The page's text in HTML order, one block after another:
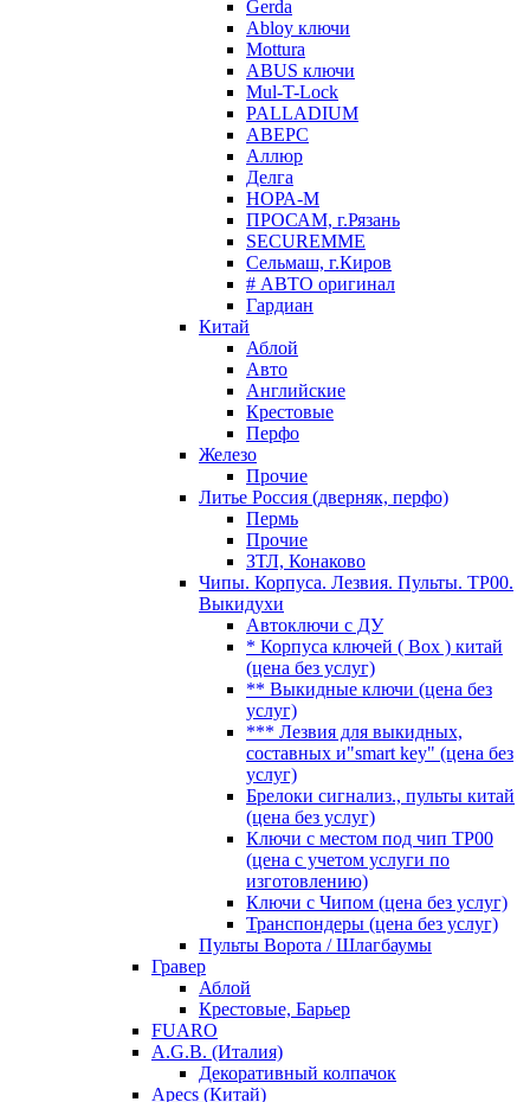
Gerda
Abloy ключи
Mottura
ABUS ключи
Mul-T-Lock
PALLADIUM
АВЕРС
Аллюр
Делга
НОРА-М
ПРОСАМ, г.Рязань
SECUREMME
Сельмаш, г.Киров
# АВТО оригинал
Гардиан
Китай
Аблой
Авто
Английские
Крестовые
Перфо
Железо
Прочие
Литье Россия (дверняк, перфо)
Пермь
Прочие
ЗТЛ, Конаково
Чипы. Корпуса. Лезвия. Пульты. TP00.
Выкидухи
Автоключи с ДУ
* Корпуса ключей ( Box ) китай
(цена без услуг)
** Выкидные ключи (цена без
услуг)
*** Лезвия для выкидных,
составных и"smart key" (цена без
услуг)
Брелоки сигнализ., пульты китай
(цена без услуг)
Ключи с местом под чип TP00
(цена с учетом услуги по
изготовлению)
Ключи с Чипом (цена без услуг)
Транспондеры (цена без услуг)
Пульты Ворота / Шлагбаумы
Гравер
Аблой
Крестовые, Барьер
FUARO
A.G.B. (Италия)
Декоративный колпачок
Apecs (Китай)